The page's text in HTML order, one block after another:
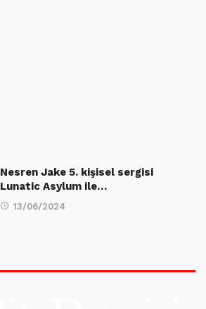
Nesren Jake 5. kişisel sergisi
Lunatic Asylum ile…
13/06/2024